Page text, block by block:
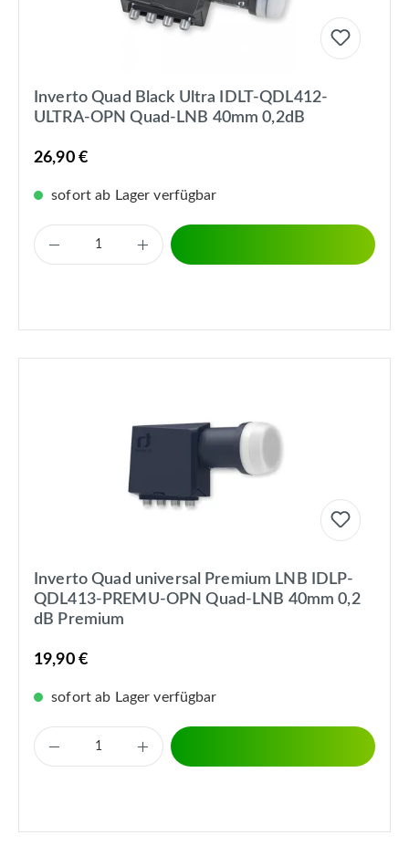
Inverto Quad Black Ultra IDLT-QDL412-
ULTRA-OPN Quad-LNB 40mm 0,2dB
26,90 €
sofort ab Lager verfügbar
Inverto Quad universal Premium LNB IDLP-
QDL413-PREMU-OPN Quad-LNB 40mm 0,2
dB Premium
19,90 €
sofort ab Lager verfügbar